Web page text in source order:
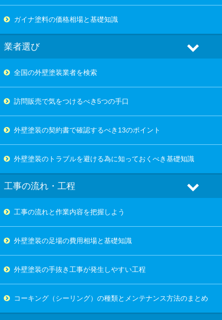
ガイナ塗料の価格相場と基礎知識
業者選び
全国の外壁塗装業者を検索
訪問販売で気をつけるべき5つの手口
外壁塗装の契約書で確認するべき13のポイント
外壁塗装のトラブルを避ける為に知っておくべき基礎知識
工事の流れ・工程
工事の流れと作業内容を把握しよう
外壁塗装の足場の費用相場と基礎知識
外壁塗装の手抜き工事が発生しやすい工程
コーキング（シーリング）の種類とメンテナンス方法のまとめ